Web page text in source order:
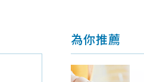
為你推薦